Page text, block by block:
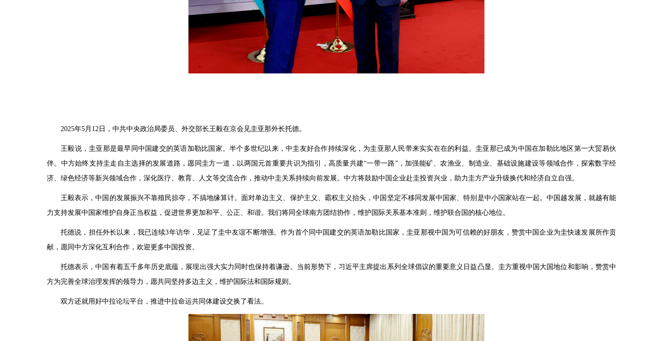
2025年5月12日，中共中央政治局委员、外交部长王毅在京会见圭亚那外长托德。
王毅说，圭亚那是最早同中国建交的英语加勒比国家。半个多世纪以来，中圭友好合作持续深化，为圭亚那人民带来实实在在的利益。圭亚那已成为中国在加勒比地区第一大贸易伙
伴。中方始终支持圭走自主选择的发展道路，愿同圭方一道，以两国元首重要共识为指引，高质量共建“一带一路”，加强能矿、农渔业、制造业、基础设施建设等领域合作，探索数字经
济、绿色经济等新兴领域合作，深化医疗、教育、人文等交流合作，推动中圭关系持续向前发展。中方将鼓励中国企业赴圭投资兴业，助力圭方产业升级换代和经济自立自强。
王毅表示，中国的发展振兴不靠殖民掠夺，不搞地缘算计。面对单边主义、保护主义、霸权主义抬头，中国坚定不移同发展中国家、特别是中小国家站在一起。中国越发展，就越有能
力支持发展中国家维护自身正当权益，促进世界更加和平、公正、和谐。我们将同全球南方团结协作，维护国际关系基本准则，维护联合国的核心地位。
托德说，担任外长以来，我已连续3年访华，见证了圭中友谊不断增强。作为首个同中国建交的英语加勒比国家，圭亚那视中国为可信赖的好朋友，赞赏中国企业为圭快速发展所作贡
献，愿同中方深化互利合作，欢迎更多中国投资。
托德表示，中国有着五千多年历史底蕴，展现出强大实力同时也保持着谦逊。当前形势下，习近平主席提出系列全球倡议的重要意义日益凸显。圭方重视中国大国地位和影响，赞赏中
方为完善全球治理发挥的领导力，愿共同坚持多边主义，维护国际法和国际规则。
双方还就用好中拉论坛平台，推进中拉命运共同体建设交换了看法。